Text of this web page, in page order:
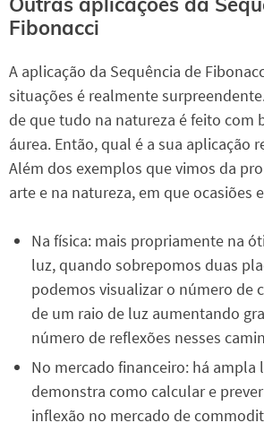
Fibonacci
A aplicação da Sequência de
situações é realmente
de que tudo na natureza é feito com
áurea. Então, qual é a sua aplicação
Além dos exemplos que vimos da
arte e na natureza, em que ocasiões
Na física: mais propriamente na
luz, quando sobrepomos duas
podemos visualizar o número de
de um raio de luz aumentando
número de reflexões nesses
No mercado financeiro: há ampla
demonstra como calcular e
inflexão no mercado de